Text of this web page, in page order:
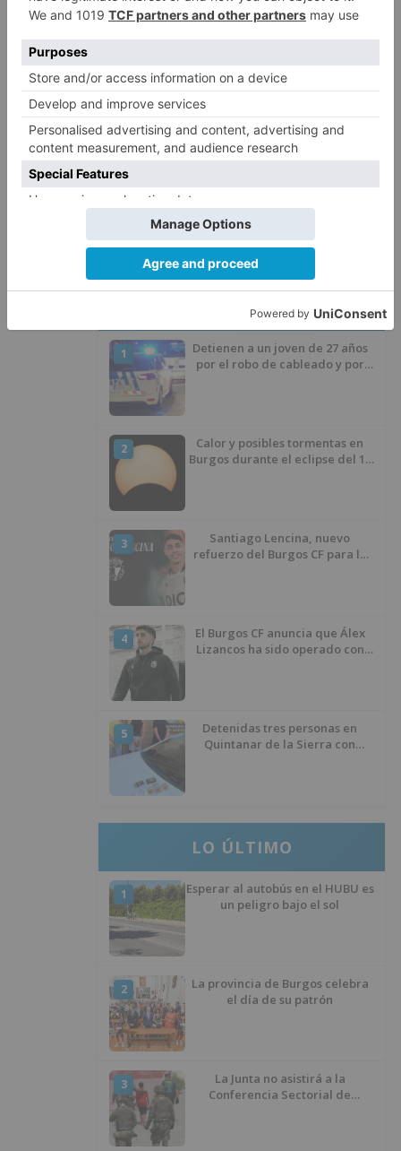
En este sentido, Berzosa ha asegurado que
"Josué Temiño está desbordado y le viene
grande el puesto y los cargos que ocupa en las
concejalías que tiene asignadas"
Movilidad berzosa psoe cree
sostenible
kamikaze autopista contario
LO + VISTO
1
Detienen a un joven de 27 años
por el robo de cableado y por
2
Calor y posibles tormentas en
Burgos durante el eclipse del 12
3
Santiago Lencina, nuevo
refuerzo del Burgos CF para la
4
El Burgos CF anuncia que Álex
Lizancos ha sido operado con
5
Detenidas tres personas en
Quintanar de la Sierra con
LO ÚLTIMO
1
Esperar al autobús en el HUBU es
un peligro bajo el sol
2
La provincia de Burgos celebra
el día de su patrón
3
La Junta no asistirá a la
Conferencia Sectorial de